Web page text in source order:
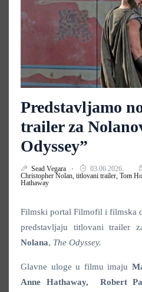
Predstavljamo
trailer za
Odyssey”
Sead Vegara 03.06.2026.
Christopher Nolan, titlovani trailer, Tom
Hathaway
Filmski portal Filmofil i filmska
predstavljaju titlovani trailer
Nolana, The Odyssey.
Glavne uloge u filmu imaju
Anne Hathaway, Robert